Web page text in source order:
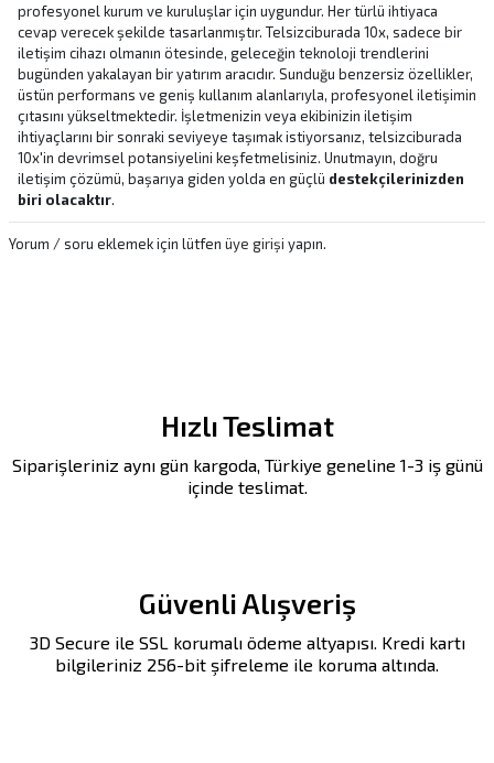
profesyonel kurum ve kuruluşlar için uygundur. Her türlü ihtiyaca
cevap verecek şekilde tasarlanmıştır. Telsizciburada 10x, sadece bir
iletişim cihazı olmanın ötesinde, geleceğin teknoloji trendlerini
bugünden yakalayan bir yatırım aracıdır. Sunduğu benzersiz özellikler,
üstün performans ve geniş kullanım alanlarıyla, profesyonel iletişimin
çıtasını yükseltmektedir. İşletmenizin veya ekibinizin iletişim
ihtiyaçlarını bir sonraki seviyeye taşımak istiyorsanız, telsizciburada
10x'in devrimsel potansiyelini keşfetmelisiniz. Unutmayın, doğru
iletişim çözümü, başarıya giden yolda en güçlü destekçilerinizden
biri olacaktır.
Yorum / soru eklemek için lütfen üye girişi yapın.
Hızlı Teslimat
Siparişleriniz aynı gün kargoda, Türkiye geneline 1-3 iş günü
içinde teslimat.
Güvenli Alışveriş
3D Secure ile SSL korumalı ödeme altyapısı. Kredi kartı
bilgileriniz 256-bit şifreleme ile koruma altında.